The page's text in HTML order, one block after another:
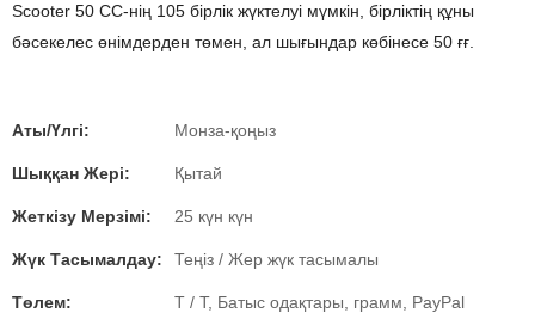
Scooter 50 CC-нің 105 бірлік жүктелуі мүмкін, бірліктің құны
бәсекелес өнімдерден төмен, ал шығындар көбінесе 50 ғғ.
Аты/Үлгі: Монза-қоңыз
Шыққан Жері: Қытай
Жеткізу Мерзімі: 25 күн күн
Жүк Тасымалдау: Теңіз / Жер жүк тасымалы
Төлем: T / T, Батыс одақтары, грамм, PayPal